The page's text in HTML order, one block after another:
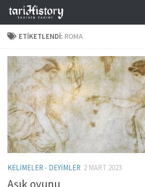
Skip to content
ETIKETLENDI: ROMA
KELIMELER - DEYIMLER 2 MART 2023
Aşık oyunu